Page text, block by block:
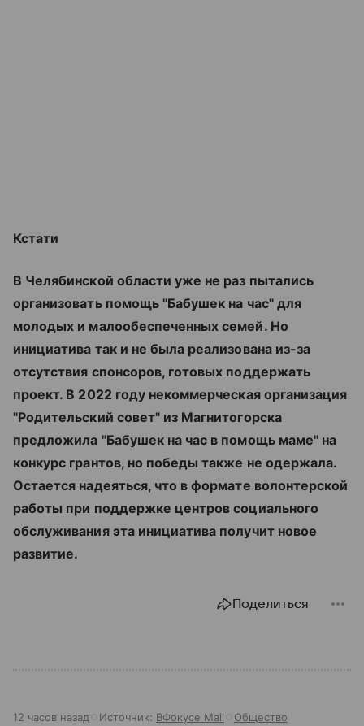
Кстати
В Челябинской области уже не раз пытались
организовать помощь "Бабушек на час" для
молодых и малообеспеченных семей. Но
инициатива так и не была реализована из-за
отсутствия спонсоров, готовых поддержать
проект. В 2022 году некоммерческая организация
"Родительский совет" из Магнитогорска
предложила "Бабушек на час в помощь маме" на
конкурс грантов, но победы также не одержала.
Остается надеяться, что в формате волонтерской
работы при поддержке центров социального
обслуживания эта инициатива получит новое
развитие.
Поделиться
12 часов назад Источник: ВФокусе Mail Общество